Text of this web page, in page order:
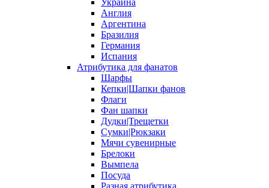
Украина
Англия
Аргентина
Бразилия
Германия
Испания
Атрибутика для фанатов
Шарфы
Кепки|Шапки фанов
Флаги
Фан шапки
Дудки|Трещетки
Сумки|Рюкзаки
Мячи сувенирные
Брелоки
Вымпела
Посуда
Разная атрибутика